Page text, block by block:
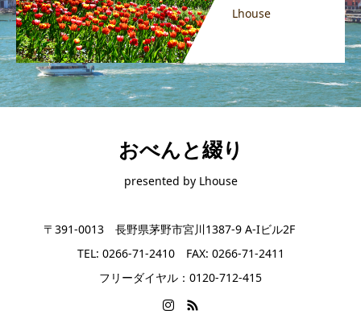
Lhouse
おべんと綴り
presented by Lhouse
〒391-0013 長野県茅野市宮川1387-9 A-Iビル2F
TEL: 0266-71-2410 FAX: 0266-71-2411
フリーダイヤル：0120-712-415